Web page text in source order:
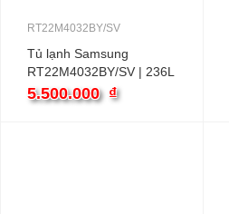
RT22M4032BY/SV
Tủ lạnh Samsung
RT22M4032BY/SV | 236L
2 cánh inverter
5.500.000 ₫